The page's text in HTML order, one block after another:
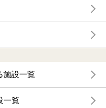
施設一覧
一覧